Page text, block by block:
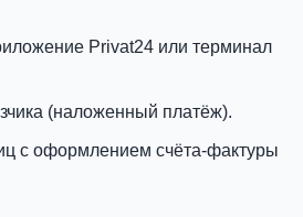
Privat24 или терминал
(наложенный платёж).
с оформлением счёта-фактуры